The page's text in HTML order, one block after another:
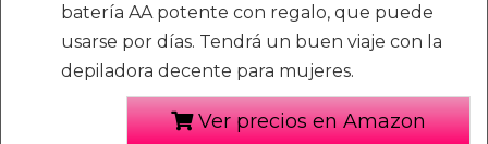
batería AA potente con regalo, que puede
usarse por días. Tendrá un buen viaje con la
depiladora decente para mujeres.
Ver precios en Amazon